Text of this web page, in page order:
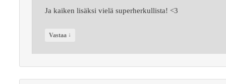
Ja kaiken lisäksi vielä superherkullista! <3
Vastaa ↓